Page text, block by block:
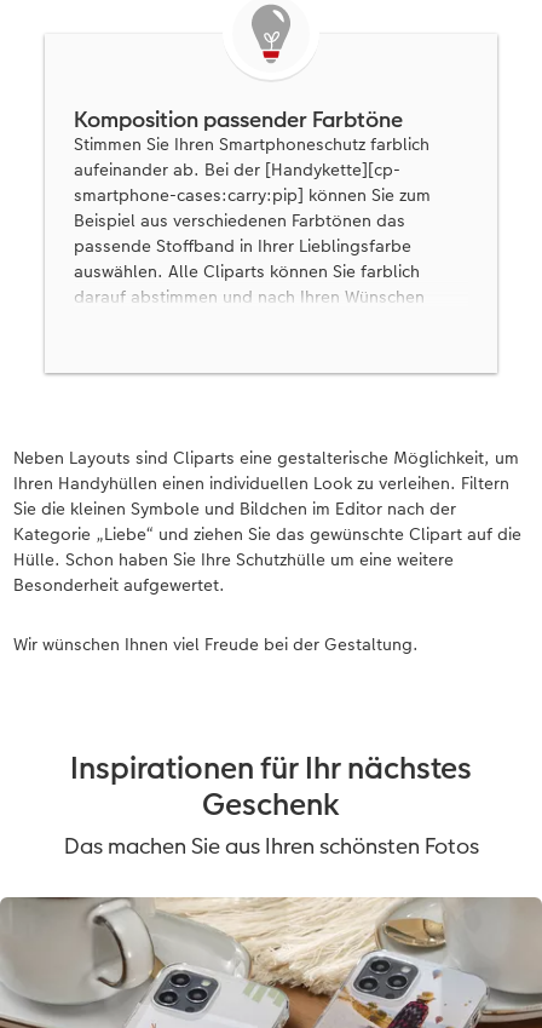
Komposition passender Farbtöne
Stimmen Sie Ihren Smartphoneschutz farblich
aufeinander ab. Bei der [Handykette][cp-
smartphone-cases:carry:pip] können Sie zum
Beispiel aus verschiedenen Farbtönen das
passende Stoffband in Ihrer Lieblingsfarbe
auswählen. Alle Cliparts können Sie farblich
darauf abstimmen und nach Ihren Wünschen
Aufmerksamkeit zum Valentinstag.
Neben Layouts sind Cliparts eine gestalterische Möglichkeit, um
Ihren Handyhüllen einen individuellen Look zu verleihen. Filtern
Sie die kleinen Symbole und Bildchen im Editor nach der
Kategorie „Liebe“ und ziehen Sie das gewünschte Clipart auf die
Hülle. Schon haben Sie Ihre Schutzhülle um eine weitere
Besonderheit aufgewertet.
Wir wünschen Ihnen viel Freude bei der Gestaltung.
Inspirationen für Ihr nächstes
Geschenk
Das machen Sie aus Ihren schönsten Fotos